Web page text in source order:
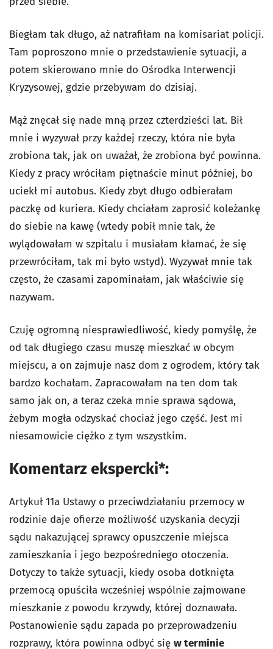
Biegłam tak długo, aż natrafiłam na komisariat policji.
Tam poproszono mnie o przedstawienie sytuacji, a
potem skierowano mnie do Ośrodka Interwencji
Kryzysowej, gdzie przebywam do dzisiaj.
Mąż znęcał się nade mną przez czterdzieści lat. Bił
mnie i wyzywał przy każdej rzeczy, która nie była
zrobiona tak, jak on uważał, że zrobiona być powinna.
Kiedy z pracy wróciłam piętnaście minut później, bo
uciekł mi autobus. Kiedy zbyt długo odbierałam
paczkę od kuriera. Kiedy chciałam zaprosić koleżankę
do siebie na kawę (wtedy pobił mnie tak, że
wylądowałam w szpitalu i musiałam kłamać, że się
przewróciłam, tak mi było wstyd). Wyzywał mnie tak
często, że czasami zapominałam, jak właściwie się
nazywam.
Czuję ogromną niesprawiedliwość, kiedy pomyślę, że
od tak długiego czasu muszę mieszkać w obcym
miejscu, a on zajmuje nasz dom z ogrodem, który tak
bardzo kochałam. Zapracowałam na ten dom tak
samo jak on, a teraz czeka mnie sprawa sądowa,
żebym mogła odzyskać chociaż jego część. Jest mi
niesamowicie ciężko z tym wszystkim.
Komentarz ekspercki*:
Artykuł 11a Ustawy o przeciwdziałaniu przemocy w
rodzinie daje ofierze możliwość uzyskania decyzji
sądu nakazującej sprawcy opuszczenie miejsca
zamieszkania i jego bezpośredniego otoczenia.
Dotyczy to także sytuacji, kiedy osoba dotknięta
przemocą opuściła wcześniej wspólnie zajmowane
mieszkanie z powodu krzywdy, której doznawała.
Postanowienie sądu zapada po przeprowadzeniu
rozprawy, która powinna odbyć się w terminie